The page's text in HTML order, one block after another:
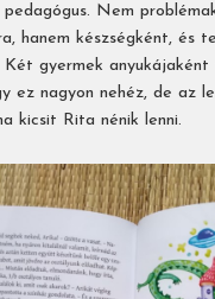
Nem
hanem készségként, és
Két gyermek anyukájaként
ez nagyon nehéz, de az
kicsit Rita nénik lenni.